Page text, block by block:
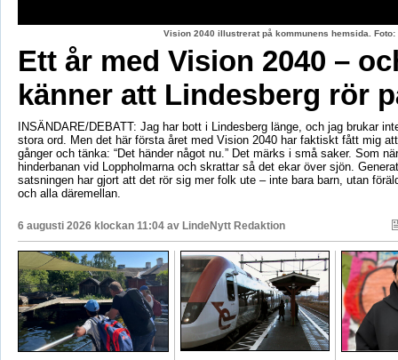
Vision 2040 illustrerat på kommunens hemsida.
Ett år med Vision 2040 –
känner att Lindesberg rör
INSÄNDARE/DEBATT: Jag har bott i Lindesberg länge, och jag brukar
stora ord. Men det här första året med Vision 2040 har faktiskt fått mig
gånger och tänka: “Det händer något nu.” Det märks i små saker. Som
hinderbanan vid Loppholmarna och skrattar så det ekar över sjön.
satsningen har gjort att det rör sig mer folk ute – inte bara barn, utan
och alla däremellan.
6 augusti 2026 klockan 11:04 av LindeNytt Redaktion